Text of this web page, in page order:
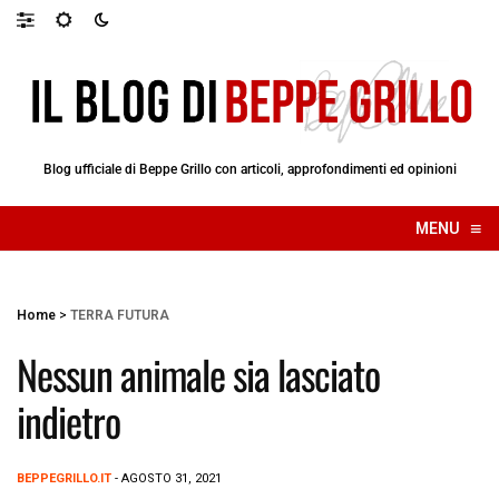
Blog ufficiale di Beppe Grillo con articoli, approfondimenti ed opinioni
MENU ≡
☰
Home > TERRA FUTURA
Nessun animale sia lasciato
indietro
BEPPEGRILLO.IT - AGOSTO 31, 2021